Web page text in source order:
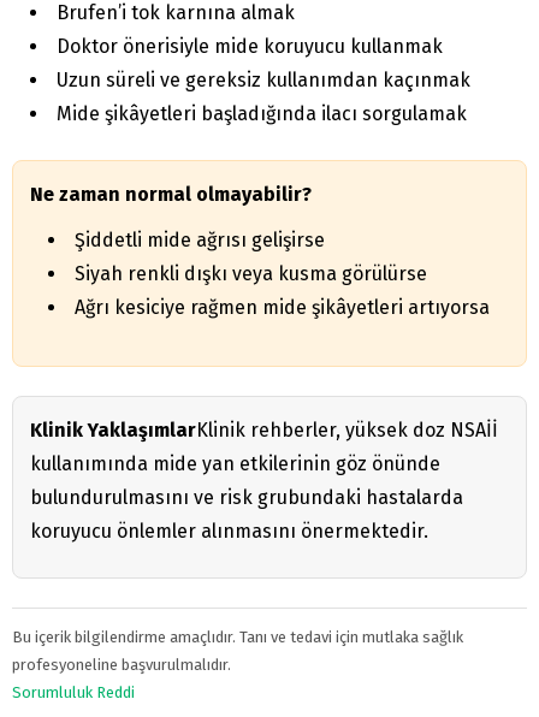
Brufen’i tok karnına almak
Doktor önerisiyle mide koruyucu kullanmak
Uzun süreli ve gereksiz kullanımdan kaçınmak
Mide şikâyetleri başladığında ilacı sorgulamak
Ne zaman normal olmayabilir?
Şiddetli mide ağrısı gelişirse
Siyah renkli dışkı veya kusma görülürse
Ağrı kesiciye rağmen mide şikâyetleri artıyorsa
Klinik YaklaşımlarKlinik rehberler, yüksek doz NSAİİ
kullanımında mide yan etkilerinin göz önünde
bulundurulmasını ve risk grubundaki hastalarda
koruyucu önlemler alınmasını önermektedir.
Bu içerik bilgilendirme amaçlıdır. Tanı ve tedavi için mutlaka sağlık
profesyoneline başvurulmalıdır.
Sorumluluk Reddi